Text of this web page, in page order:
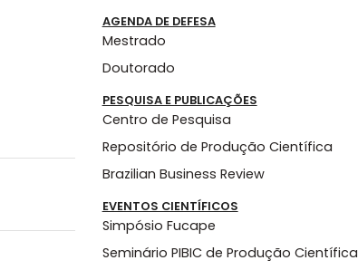
AGENDA DE DEFESA
Mestrado
Doutorado
PESQUISA E PUBLICAÇÕES
Centro de Pesquisa
Repositório de Produção Científica
Brazilian Business Review
EVENTOS CIENTÍFICOS
Simpósio Fucape
Seminário PIBIC de Produção Científica